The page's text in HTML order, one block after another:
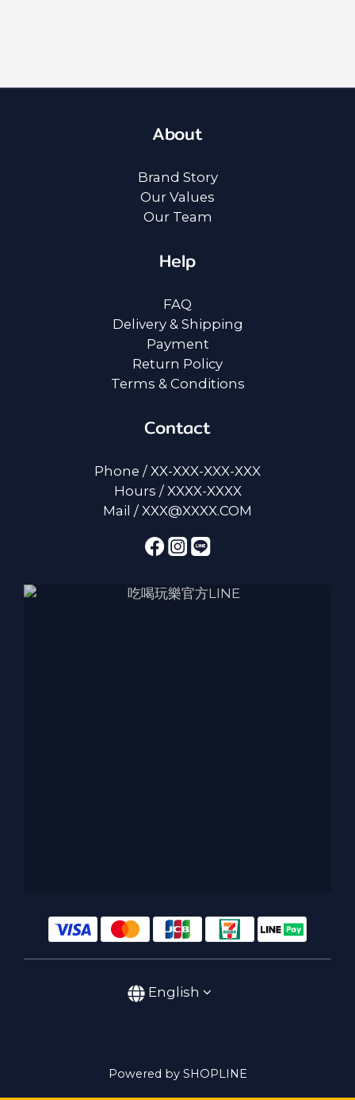
About
Brand Story
Our Values
Our Team
Help
FAQ
Delivery & Shipping
Payment
Return Policy
Terms & Conditions
Contact
Phone / XX-XXX-XXX-XXX
Hours / XXXX-XXXX
Mail / XXX@XXXX.COM
English
Powered by SHOPLINE